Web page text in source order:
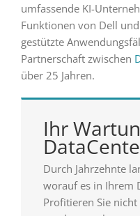
umfassende KI-
Funktionen von Dell
gestützte
Partnerschaft zwischen
über 25 Jahren.
Ihr
Durch Jahrzehnte
worauf es in Ihrem
Profitieren Sie